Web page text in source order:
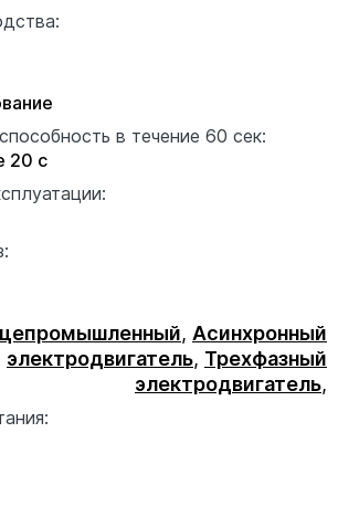
в течение 60 сек:
20 с
, Асинхронный
электродвигатель, Трехфазный
электродвигатель,